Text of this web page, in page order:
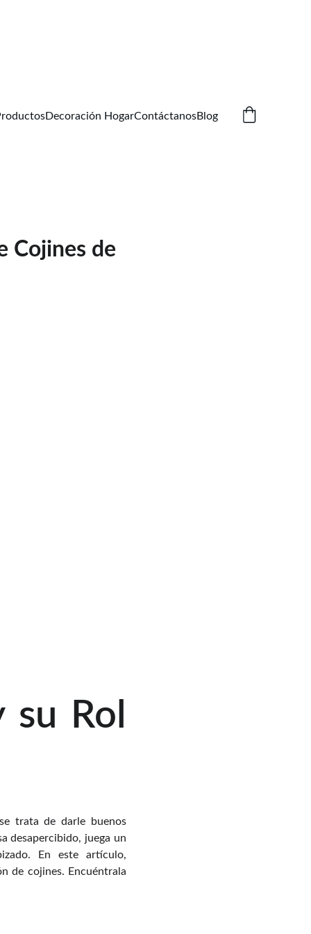
Decoración HogarContáctanosBlog
Cojines de
Rol
trata de darle buenos
desapercibido, juega un
En este artículo,
de cojines. Encuéntrala